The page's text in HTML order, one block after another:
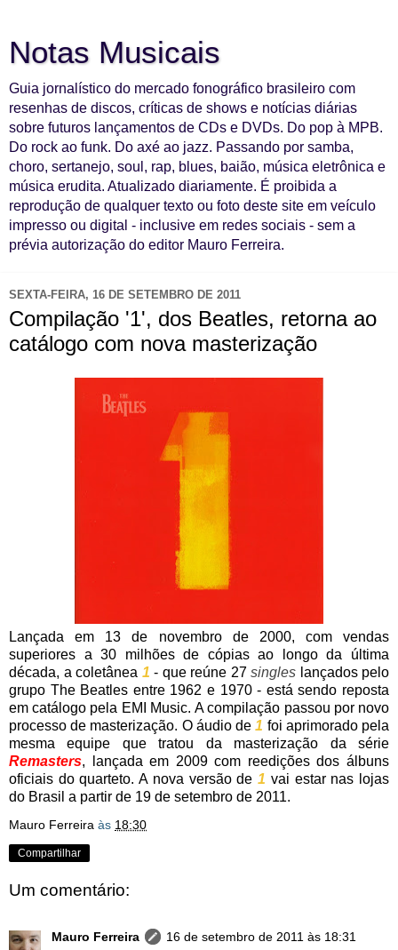
Notas Musicais
Guia jornalístico do mercado fonográfico brasileiro com
resenhas de discos, críticas de shows e notícias diárias
sobre futuros lançamentos de CDs e DVDs. Do pop à MPB.
Do rock ao funk. Do axé ao jazz. Passando por samba,
choro, sertanejo, soul, rap, blues, baião, música eletrônica e
música erudita. Atualizado diariamente. É proibida a
reprodução de qualquer texto ou foto deste site em veículo
impresso ou digital - inclusive em redes sociais - sem a
prévia autorização do editor Mauro Ferreira.
SEXTA-FEIRA, 16 DE SETEMBRO DE 2011
Compilação '1', dos Beatles, retorna ao
catálogo com nova masterização
Lançada em 13 de novembro de 2000, com vendas
superiores a 30 milhões de cópias ao longo da última
década, a coletânea 1 - que reúne 27 singles lançados pelo
grupo The Beatles entre 1962 e 1970 - está sendo reposta
em catálogo pela EMI Music. A compilação passou por novo
processo de masterização. O áudio de1 foi aprimorado pela
mesma equipe que tratou da masterização da série
Remasters, lançada em 2009 com reedições dos álbuns
oficiais do quarteto. A nova versão de 1 vai estar nas lojas
do Brasil a partir de 19 de setembro de 2011.
Mauro Ferreira às 18:30
Compartilhar
Um comentário:
Mauro Ferreira
16 de setembro de 2011 às 18:31